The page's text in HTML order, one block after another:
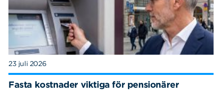
23 juli 2026
Fasta kostnader viktiga för pensionärer